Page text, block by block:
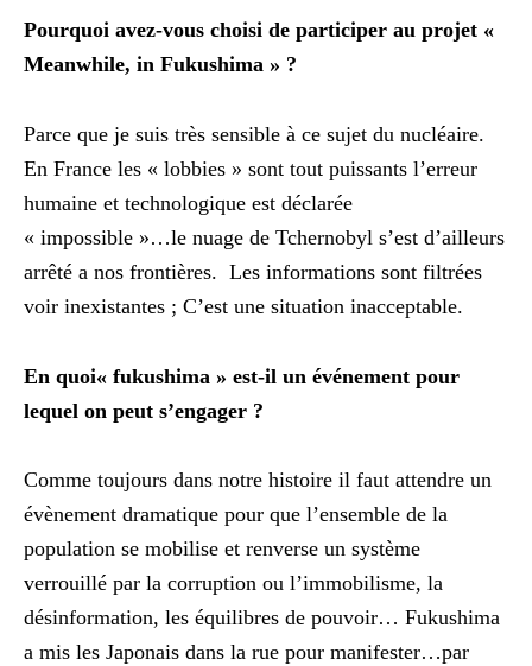
Pourquoi avez-vous choisi de participer au projet «
Meanwhile, in Fukushima » ?
Parce que je suis très sensible à ce sujet du nucléaire.
En France les « lobbies » sont tout puissants l’erreur
humaine et technologique est déclarée
« impossible »…le nuage de Tchernobyl s’est d ’ ailleurs
arrêté a nos frontières. Les informations sont filtrées
voir inexistantes ; C’est une situation inacceptable.
En quoi« fukushima » est-il un événement pour
lequel on peut s’engager ?
Comme toujours dans notre histoire il faut attendre un
évènement dramatique pour que l’ensemble de la
population se mobilise et renverse un système
verrouillé par la corruption ou l’immobilisme, la
désinformation, les équilibres de pouvoir… Fukushima
a mis les Japonais dans la rue pour manifester…par